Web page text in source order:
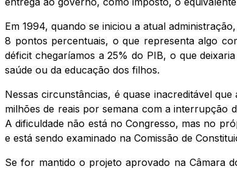
Em 1994, quando se iniciou a atual
8 pontos percentuais, o que representa algo
déficit chegaríamos a 25% do PIB, o que
saúde ou da educação dos filhos.
Nessas circunstâncias, é quase inacreditável
milhões de reais por semana com a interrupção
A dificuldade não está no Congresso, mas no
e está sendo examinado na Comissão de
Se for mantido o projeto aprovado na Câmara